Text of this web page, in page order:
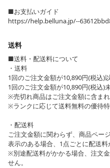
■お支払いガイド
https://help.belluna.jp/--
送料
■送料・配送料について
・送料
1回のご注文金額が10,890円(税込)
1回のご注文金額が10,890円(税込)
※売切れ商品はご注文金額に含まれ
※ランクに応じて送料無料の優待特
・配送料
ご注文金額に関わらず、商品ペー
表示のある場合、1点ごとに配送料
※別途配送料がかかる場合、注文
せん。